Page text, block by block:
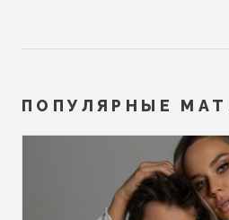
ПОПУЛЯРНЫЕ